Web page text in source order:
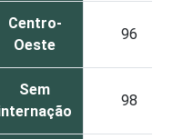
Centro-
Oeste
96
Sem
98